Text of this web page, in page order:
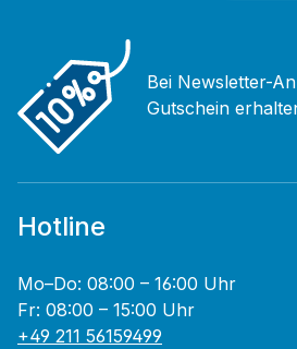
Bei Newsletter-
Gutschein
Hotline
Mo–Do: 08:00 – 16:00 Uhr
Fr: 08:00 – 15:00 Uhr
+49 211 56159499